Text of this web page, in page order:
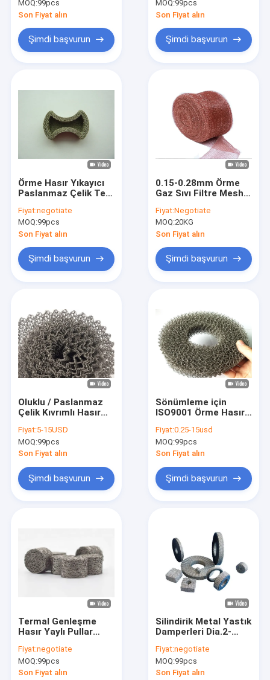
Ana sayfa
Ürünler
Fabrika turu
Kalite kontrol
Durumlar
Örme Hasır Conta
Sıkıştırılmış örme tel örgü
MOQ:99pcs
Son Fiyat alın
Şimdi başvurun
MOQ:99pcs
Son Fiyat alın
Şimdi başvurun
Örme Hasır Yıkayıcı
Paslanmaz Çelik Tel
Elastik Çekirdek
Kaplamalı ISO9001
Fiyat:negotiate
MOQ:99pcs
Son Fiyat alın
Şimdi başvurun
0.15-0.28mm Örme
Gaz Sıvı Filtre Mesh
Fiyat:Negotiate
MOQ:20KG
Son Fiyat alın
Şimdi başvurun
Oluklu / Paslanmaz
Çelik Kıvrımlı Hasır
Gaz Sıvı Filtresi
Fiyat:5-15USD
MOQ:99pcs
Son Fiyat alın
Şimdi başvurun
Sönümleme için
ISO9001 Örme Hasır
Yükseklik 3-150mm
Fiyat:0.25-15usd
MOQ:99pcs
Son Fiyat alın
Şimdi başvurun
Termal Genleşme
Hasır Yaylı Pullar
Fiyat:negotiate
MOQ:99pcs
Son Fiyat alın
Silindirik Metal Yastık
Damperleri Dia.2-
Özelleştirilmiş OEM
Fiyat:negotiate
MOQ:99pcs
Son Fiyat alın